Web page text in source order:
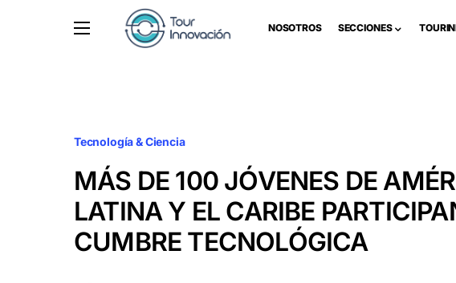
NOSOTROS SECCIONES
Tecnología & Ciencia
MÁS DE 100 JÓVENES DE
LATINA Y EL CARIBE
CUMBRE TECNOLÓGICA